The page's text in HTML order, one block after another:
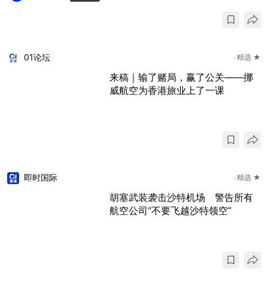
01论坛 精选 ★
来稿｜输了赌局，赢了公关——挪
威航空为香港旅业上了一课
即时国际 精选 ★
胡塞武装袭击沙特机场 警告所有
航空公司“不要飞越沙特领空”